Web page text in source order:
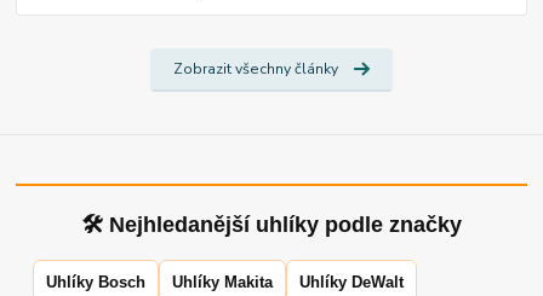
Zobrazit všechny články
🛠 Nejhledanější uhlíky podle značky
Uhlíky Bosch Uhlíky Makita Uhlíky DeWalt